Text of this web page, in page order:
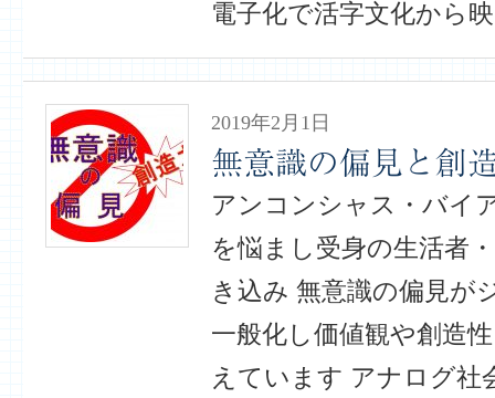
電子化で活字文化から
2019年2月1日
無意識の偏見と創
アンコンシャス・バイ
を悩まし受身の生活者
き込み 無意識の偏見が
一般化し価値観や創造
えています アナログ社